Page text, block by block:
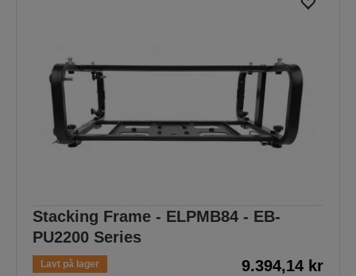
Stacking Frame - ELPMB84 - EB-
PU2200 Series
Lavt på lager 9.394,14 kr